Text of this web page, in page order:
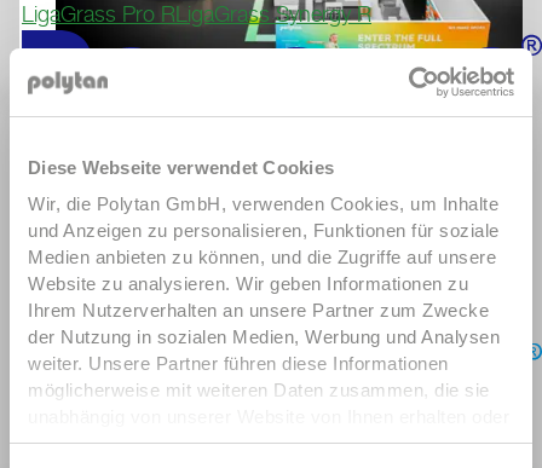
Diese Webseite verwendet Cookies
Wir, die Polytan GmbH, verwenden Cookies, um Inhalte
und Anzeigen zu personalisieren, Funktionen für soziale
Medien anbieten zu können, und die Zugriffe auf unsere
Website zu analysieren. Wir geben Informationen zu
Ihrem Nutzerverhalten an unsere Partner zum Zwecke
der Nutzung in sozialen Medien, Werbung und Analysen
weiter. Unsere Partner führen diese Informationen
möglicherweise mit weiteren Daten zusammen, die sie
gesammelt haben. Um diese Cookies zu nutzen,
EUROHOCKEY 2025 IN
MÖNCHENGLADBACH
26. August 2025
LigaGrass Pro RLigaGrass Synergy R
TeamPlay
TrionStein
Der intelligente Multifunktionsstein für den
Sportplatzbau.
Mehr erfahren